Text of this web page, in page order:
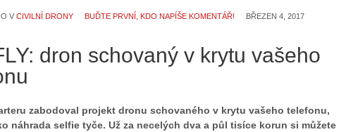
V CIVILNÍ DRONY BUĎTE PRVNÍ, KDO NAPÍŠE KOMENTÁŘ! BŘEZEN 4, 2017
dron schovaný v krytu vašeho
zabodoval projekt dronu schovaného v krytu vašeho telefonu,
náhrada selfie tyče. Už za necelých dva a půl tisíce korun si můžete